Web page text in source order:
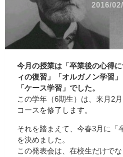
2016/
今月の授業は「卒業後の心得
ィの復習」「オルガノン学習
「ケース学習」でした。
この学年（6期生）は、来月2
コースを修了します。
それを踏まえて、今春3月に「
を決めました。
この発表会は、在校生だけで